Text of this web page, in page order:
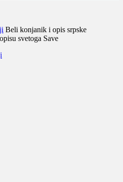
Beli konjanik i opis srpske
svetoga Save